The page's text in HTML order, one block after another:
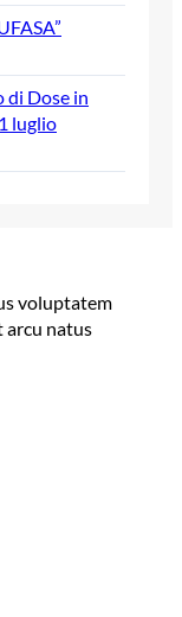
di Dose in
luglio
voluptatem
arcu natus